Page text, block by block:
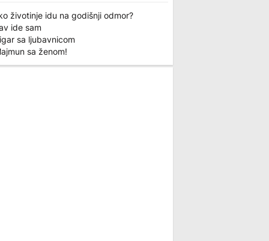
životinje idu na godišnji odmor?
ide sam
sa ljubavnicom
sa ženom!